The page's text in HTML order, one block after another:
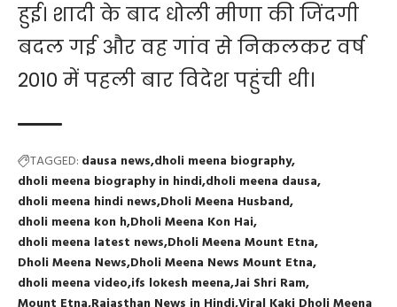
हुई। शादी के बाद धोली मीणा की जिंदगी
बदल गई और वह गांव से निकलकर वर्ष
2010 में पहली बार विदेश पहुंची थी।
TAGGED: dausa news dholi meena biography
dholi meena biography in hindi dholi meena dausa
dholi meena hindi news Dholi Meena Husband
dholi meena kon h Dholi Meena Kon Hai
dholi meena latest news Dholi Meena Mount Etna
Dholi Meena News Dholi Meena News Mount Etna
dholi meena video ifs lokesh meena Jai Shri Ram